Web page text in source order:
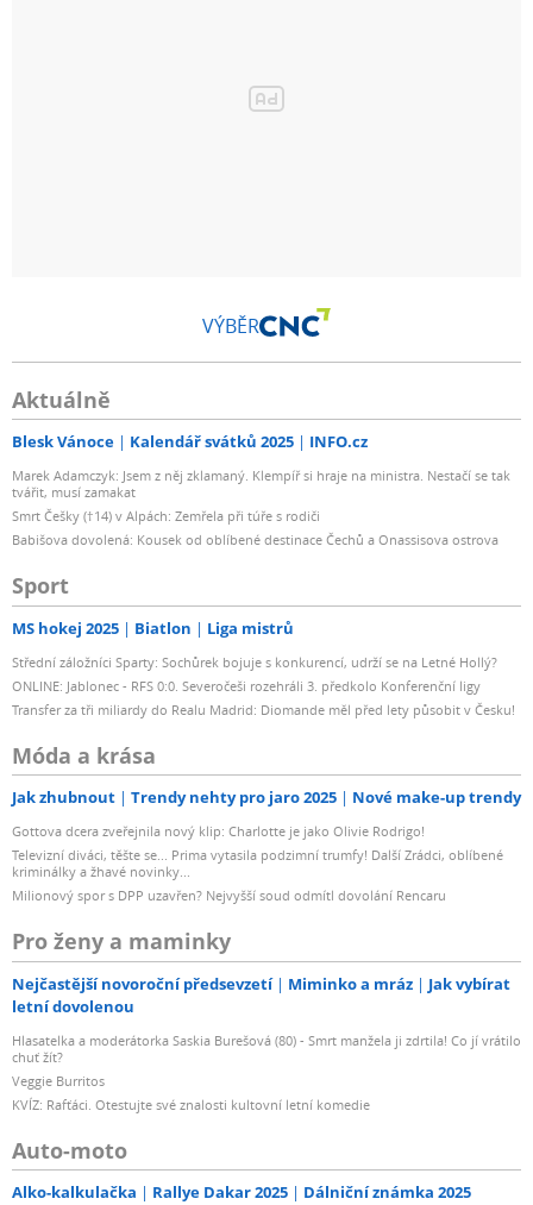
VÝBĚR
Aktuálně
Blesk Vánoce Kalendář svátků 2025 INFO.cz
Marek Adamczyk: Jsem z něj zklamaný. Klempíř si hraje na ministra. Nestačí se tak
tvářit, musí zamakat
Smrt Češky (†14) v Alpách: Zemřela při túře s rodiči
Babišova dovolená: Kousek od oblíbené destinace Čechů a Onassisova ostrova
Sport
MS hokej 2025 Biatlon Liga mistrů
Střední záložníci Sparty: Sochůrek bojuje s konkurencí, udrží se na Letné Hollý?
ONLINE: Jablonec - RFS 0:0. Severočeši rozehráli 3. předkolo Konferenční ligy
Transfer za tři miliardy do Realu Madrid: Diomande měl před lety působit v Česku!
Móda a krása
Jak zhubnout Trendy nehty pro jaro 2025 Nové make-up trendy
Gottova dcera zveřejnila nový klip: Charlotte je jako Olivie Rodrigo!
Televizní diváci, těšte se... Prima vytasila podzimní trumfy! Další Zrádci, oblíbené
kriminálky a žhavé novinky...
Milionový spor s DPP uzavřen? Nejvyšší soud odmítl dovolání Rencaru
Pro ženy a maminky
Nejčastější novoroční předsevzetí Miminko a mráz
Jak vybírat
letní dovolenou
Hlasatelka a moderátorka Saskia Burešová (80) - Smrt manžela ji zdrtila! Co jí vrátilo
chuť žít?
Veggie Burritos
KVÍZ: Rafťáci. Otestujte své znalosti kultovní letní komedie
Auto-moto
Alko-kalkulačka Rallye Dakar 2025 Dálniční známka 2025